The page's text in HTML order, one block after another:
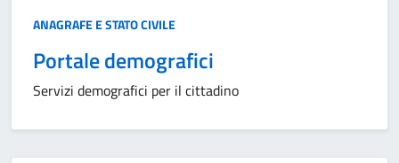
Categoria:
ANAGRAFE E STATO CIVILE
Portale demografici
Servizi demografici per il cittadino